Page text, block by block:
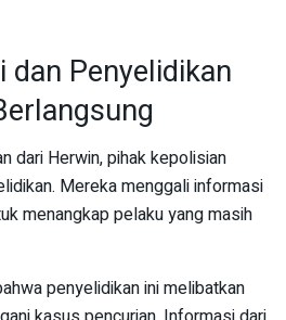
dan Penyelidikan
dari Herwin, pihak kepolisian
Mereka menggali informasi
menangkap pelaku yang masih
penyelidikan ini melibatkan